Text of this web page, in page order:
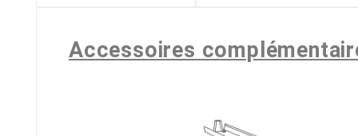
Accessoires